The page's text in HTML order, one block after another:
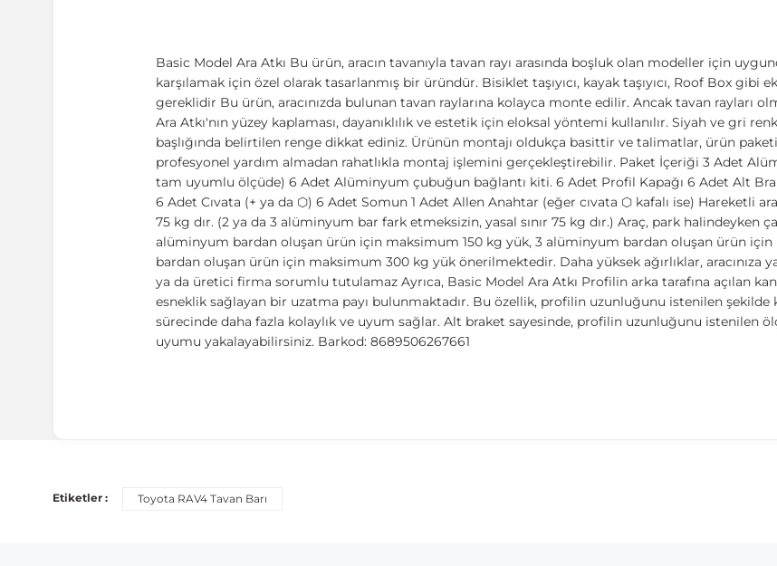
Basic Model Ara Atkı Bu ürün, aracın tavanıyla tavan rayı arasında boşluk olan modeller için
karşılamak için özel olarak tasarlanmış bir üründür. Bisiklet taşıyıcı, kayak taşıyıcı, Roof Box gibi
gereklidir Bu ürün, aracınızda bulunan tavan raylarına kolayca monte edilir. Ancak tavan rayları
Ara Atkı'nın yüzey kaplaması, dayanıklılık ve estetik için eloksal yöntemi kullanılır. Siyah ve gri
başlığında belirtilen renge dikkat ediniz. Ürünün montajı oldukça basittir ve talimatlar, ürün
profesyonel yardım almadan rahatlıkla montaj işlemini gerçekleştirebilir. Paket İçeriği 3 Adet
tam uyumlu ölçüde) 6 Adet Alüminyum çubuğun bağlantı kiti. 6 Adet Profil Kapağı 6 Adet Alt
6 Adet Cıvata (+ ya da ⬡) 6 Adet Somun 1 Adet Allen Anahtar (eğer cıvata ⬡ kafalı ise) Hareketli
75 kg dır. (2 ya da 3 alüminyum bar fark etmeksizin, yasal sınır 75 kg dır.) Araç, park halindeyken
alüminyum bardan oluşan ürün için maksimum 150 kg yük, 3 alüminyum bardan oluşan ürün
bardan oluşan ürün için maksimum 300 kg yük önerilmektedir. Daha yüksek ağırlıklar, aracınıza
ya da üretici firma sorumlu tutulamaz Ayrıca, Basic Model Ara Atkı Profilin arka tarafına açılan
esneklik sağlayan bir uzatma payı bulunmaktadır. Bu özellik, profilin uzunluğunu istenilen şekilde
sürecinde daha fazla kolaylık ve uyum sağlar. Alt braket sayesinde, profilin uzunluğunu istenilen
uyumu yakalayabilirsiniz. Barkod: 8689506267661
Etiketler : Toyota RAV4 Tavan Barı